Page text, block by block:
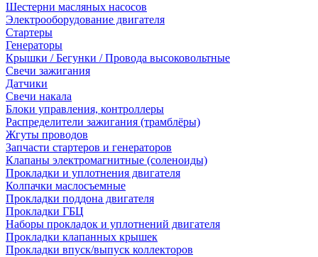
Шестерни масляных насосов
Электрооборудование двигателя
Стартеры
Генераторы
Крышки / Бегунки / Провода высоковольтные
Свечи зажигания
Датчики
Свечи накала
Блоки управления, контроллеры
Распределители зажигания (трамблёры)
Жгуты проводов
Запчасти стартеров и генераторов
Клапаны электромагнитные (соленоиды)
Прокладки и уплотнения двигателя
Колпачки маслосъемные
Прокладки поддона двигателя
Прокладки ГБЦ
Наборы прокладок и уплотнений двигателя
Прокладки клапанных крышек
Прокладки впуск/выпуск коллекторов